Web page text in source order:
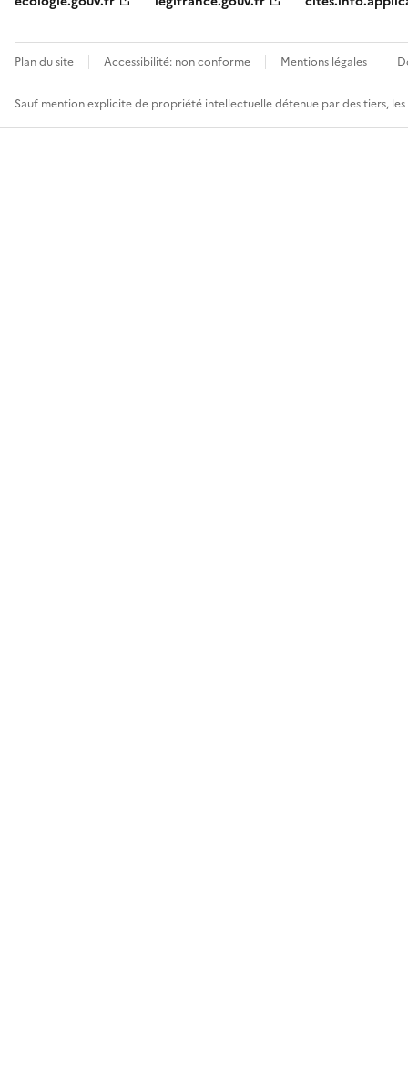
Plan du site Accessibilité: non conforme Mentions légales
Sauf mention explicite de propriété intellectuelle détenue par des tiers,